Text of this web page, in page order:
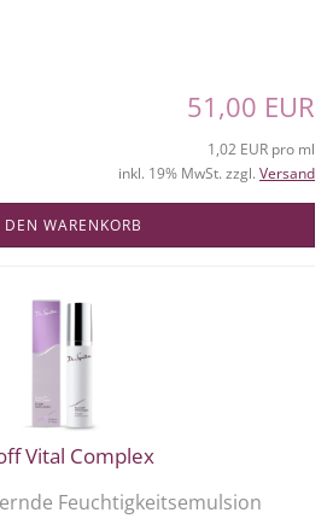
51,00 EUR
1,02 EUR pro ml
inkl. 19% MwSt. zzgl. Versand
DEN WARENKORB
Vital Complex
Feuchtigkeitsemulsion